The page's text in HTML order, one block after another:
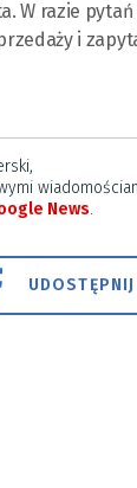
W razie
i
News.
UDOSTĘPNIJ